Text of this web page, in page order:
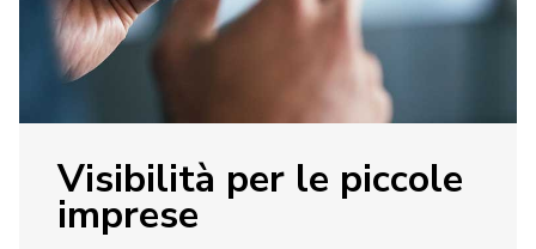
Visibilità per le piccole
imprese